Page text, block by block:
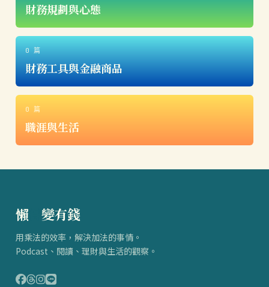
財務規劃與心態
0 篇
財務工具與金融商品
0 篇
職涯與生活
懶得 變有錢
用乘法的效率，解決加法的事情。
Podcast、閱讀、理財與生活的觀察。